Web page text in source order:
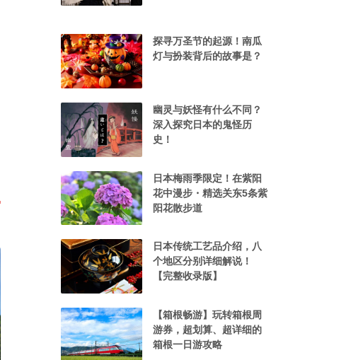
探寻万圣节的起源！南瓜
灯与扮装背后的故事是？
幽灵与妖怪有什么不同？
深入探究日本的鬼怪历
史！
日本梅雨季限定！在紫阳
花中漫步・精选关东5条紫
阳花散步道
日本传统工艺品介绍，八
个地区分别详细解说！
【完整收录版】
【箱根畅游】玩转箱根周
游券，超划算、超详细的
箱根一日游攻略